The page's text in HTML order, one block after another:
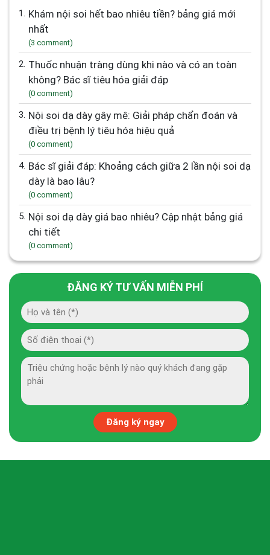
1. Khám nội soi hết bao nhiêu tiền? bảng giá mới
nhất
(3 comment)
2. Thuốc nhuận tràng dùng khi nào và có an toàn
không? Bác sĩ tiêu hóa giải đáp
(0 comment)
3. Nội soi dạ dày gây mê: Giải pháp chẩn đoán và
điều trị bệnh lý tiêu hóa hiệu quả
(0 comment)
4. Bác sĩ giải đáp: Khoảng cách giữa 2 lần nội soi dạ
dày là bao lâu?
(0 comment)
5. Nội soi dạ dày giá bao nhiêu? Cập nhật bảng giá
chi tiết
(0 comment)
ĐĂNG KÝ TƯ VẤN MIỄN PHÍ